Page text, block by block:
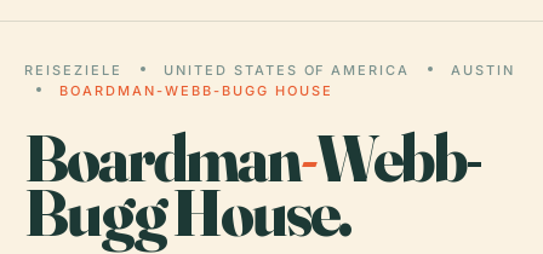
REISEZIELE UNITED STATES OF AMERICA
AUSTIN
BOARDMAN-WEBB-BUGG HOUSE
Boardman-Webb-
Bugg House.